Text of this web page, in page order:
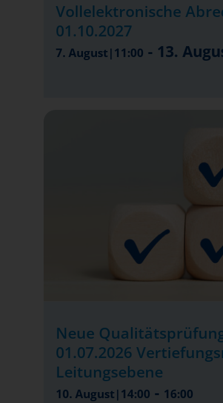
Vollelektronische
01.10.2027
7. August|11:00 - 13.
Neue
01.07.2026
Leitungsebene
10. August|14:00 - 16:00